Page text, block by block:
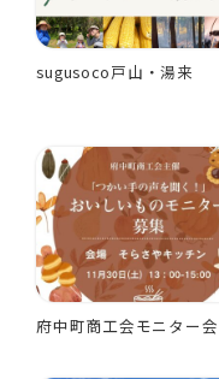
sugusoco戸山・湯来
府中町商工会モニター会